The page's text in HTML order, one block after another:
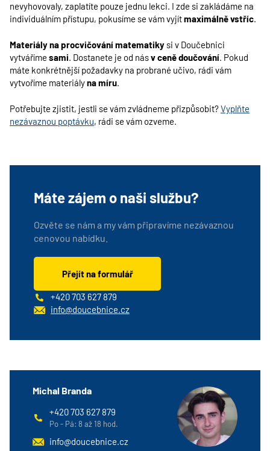
nevyhovovaly, zaplatíte pouze jednu lekci. I zde si zakládáme na
individuálním přístupu, pokusíme se vám vyjítmaximálně vstříc.
Materiály na procvičování matematiky si v Doučebnici
vytváříme sami. Dostanete je od násv ceně doučování. Pokud
máte konkrétnější požadavky na probrané učivo, rádi vám
vytvoříme materiályna míru.
Potřebujte zjistit, jestli se vám zvládneme přizpůsobit?Vyplňte
nezávaznou poptávku, rádi se vám ozveme.
Máte zájem o naši službu?
Ozvěte se nám a my vám připravíme nezávaznou
cenovou nabídku.
Přejít na formulář
+420 703 627 879
info@doucebnice.cz
Michal Branda
+420 703 627 879
Po - Pá: 8 až 18 hod.
info@doucebnice.cz